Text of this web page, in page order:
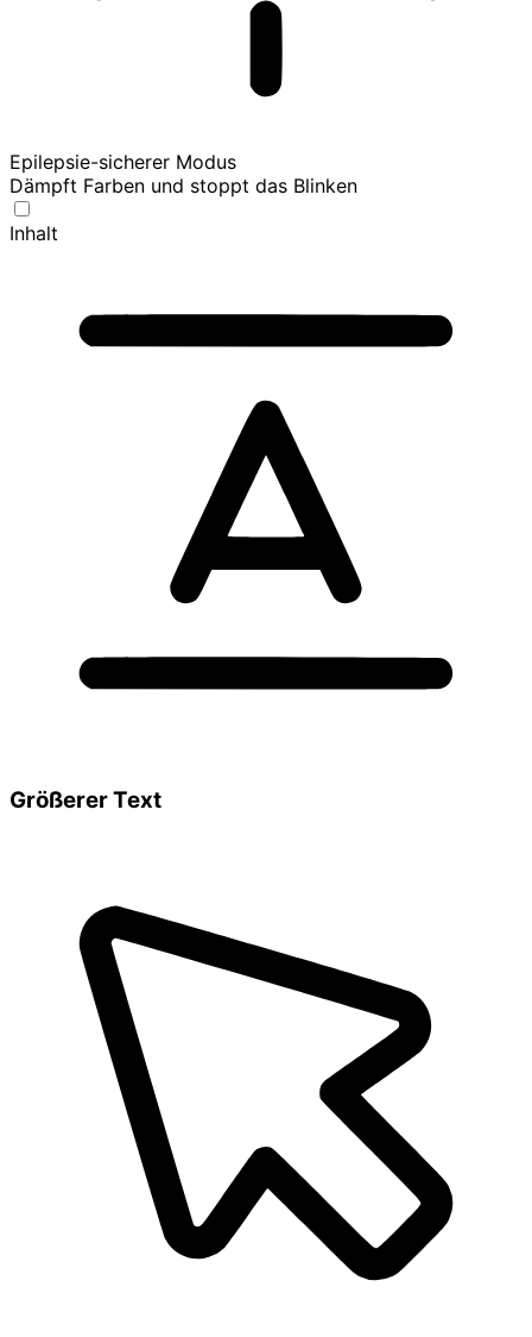
Epilepsie-sicherer Modus
Dämpft Farben und stoppt das Blinken
Inhalt
Größerer Text